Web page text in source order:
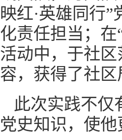
映红·英雄同行
化责任担当；
活动中，于社
容，获得了社
此次实践不仅
党史知识，使